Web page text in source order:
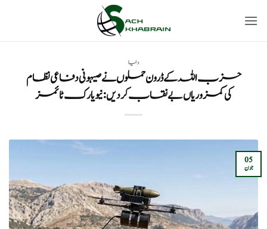
دنیا
حزب اللہ کے ڈرون حملوں نے صیہونی دفاعی نظام
کی کمزوریاں بے نقاب کر دیں: نیویارک ٹائمز
05
جون